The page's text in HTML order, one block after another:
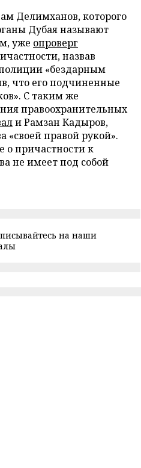
Делимханов, которого
Дубая называют
уже опроверг
назвав
«бездарным
что его подчиненные
С таким же
правоохранительных
и Рамзан Кадыров,
правой рукой».
о причастности к
не имеет под собой
на наши